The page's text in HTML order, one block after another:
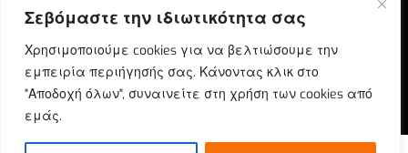
Σεβόμαστε την ιδιωτικότητα σας
Χρησιμοποιούμε cookies για να βελτιώσουμε την
εμπειρία περιήγησής σας. Κάνοντας κλικ στο
"Αποδοχή όλων", συναινείτε στη χρήση των cookies από
εμάς.
OUTRUN
Ποιοι Είμαστε
Επικοινωνία
Blog